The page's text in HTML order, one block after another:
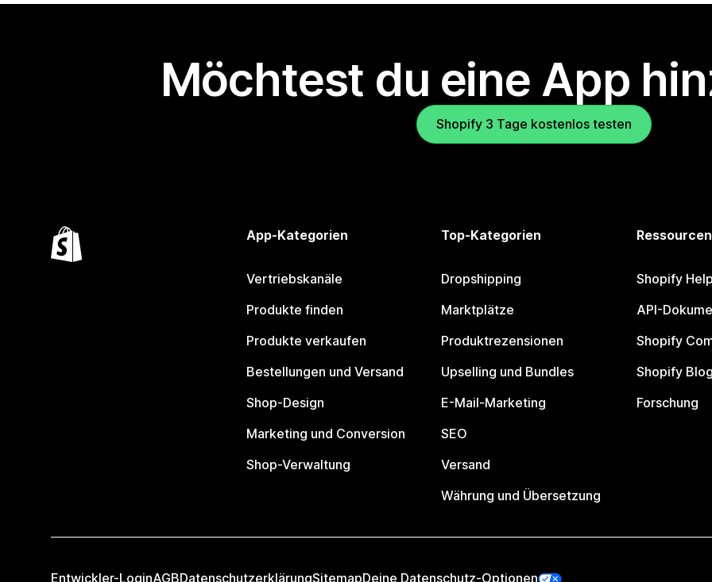
Möchtest du eine App
Shopify 3 Tage kostenlos testen
App-Kategorien
Vertriebskanäle
Produkte finden
Produkte verkaufen
Bestellungen und Versand
Shop-Design
Marketing und Conversion
Shop-Verwaltung
Top-Kategorien
Dropshipping
Marktplätze
Produktrezensionen
Upselling und Bundles
E-Mail-Marketing
SEO
Versand
Währung und Übersetzung
Ressourcen
Shopify
API-
Shopify
Shopify Blog
Forschung
Entwickler-LoginAGBDatenschutzerklärungSitemapDeine Datenschutz-Optionen